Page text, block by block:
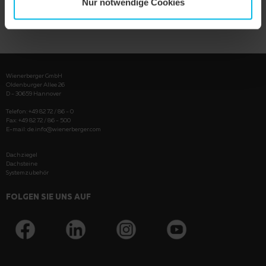
Nur notwendige Cookies
PRODUKT ANZEIGEN
Wienerberger GmbH
Oldenburger Allee 26
D - 30659 Hannover
Telefon: +49 82 72 / 86 - 0
Fax: +49 82 72 / 86 - 500
E-mail: de.info@wienerberger.com
Dachziegel
Dachsteine
Systemzubehör
FOLGEN SIE UNS AUF